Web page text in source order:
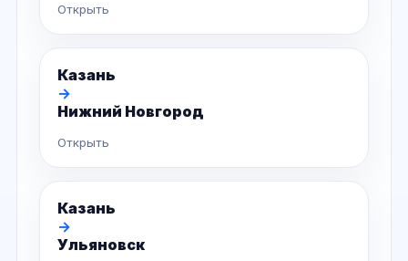
Открыть
Казань
→
Нижний Новгород
Открыть
Казань
→
Ульяновск